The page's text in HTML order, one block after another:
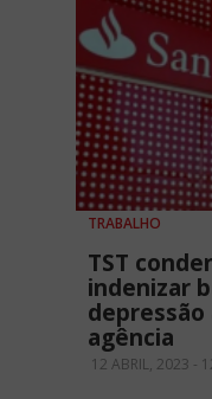
TRABALHO
TST
indenizar
depressão
agência
12 ABRIL, 2023 -